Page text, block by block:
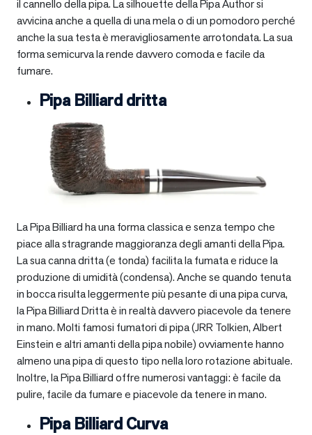
il cannello della pipa. La silhouette della Pipa Author si
avvicina anche a quella di una mela o di un pomodoro perché
anche la sua testa è meravigliosamente arrotondata. La sua
forma semicurva la rende davvero comoda e facile da
fumare.
Pipa Billiard dritta
La Pipa Billiard ha una forma classica e senza tempo che
piace alla stragrande maggioranza degli amanti della Pipa.
La sua canna dritta (e tonda) facilita la fumata e riduce la
produzione di umidità (condensa). Anche se quando tenuta
in bocca risulta leggermente più pesante di una pipa curva,
la Pipa Billiard Dritta è in realtà davvero piacevole da tenere
in mano. Molti famosi fumatori di pipa (JRR Tolkien, Albert
Einstein e altri amanti della pipa nobile) ovviamente hanno
almeno una pipa di questo tipo nella loro rotazione abituale.
Inoltre, la Pipa Billiard offre numerosi vantaggi: è facile da
pulire, facile da fumare e piacevole da tenere in mano.
Pipa Billiard Curva